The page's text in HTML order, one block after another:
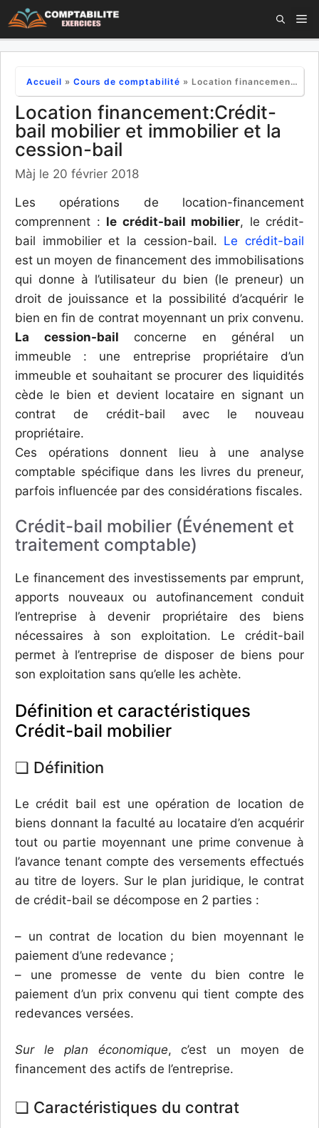
Aller
au
Accueil » Cours de comptabilité » Location financement:Crédit-bail mobilier et immobilier et la cession-bail
Location financement:Crédit-
bail mobilier et immobilier et la
cession-bail
Màj le 20 février 2018
Les opérations de location-financement
comprennent : le crédit-bail mobilier, le crédit-
bail immobilier et la cession-bail. Le crédit-bail
est un moyen de financement des immobilisations
qui donne à l’utilisateur du bien (le preneur) un
droit de jouissance et la possibilité d’acquérir le
bien en fin de contrat moyennant un prix convenu.
La cession-bail concerne en général un
immeuble : une entreprise propriétaire d’un
immeuble et souhaitant se procurer des liquidités
cède le bien et devient locataire en signant un
contrat de crédit-bail avec le nouveau
propriétaire.
Ces opérations donnent lieu à une analyse
comptable spécifique dans les livres du preneur,
parfois influencée par des considérations fiscales.
Crédit-bail mobilier (Événement et
traitement comptable)
Le financement des investissements par emprunt,
apports nouveaux ou autofinancement conduit
l’entreprise à devenir propriétaire des biens
nécessaires à son exploitation. Le crédit-bail
permet à l’entreprise de disposer de biens pour
son exploitation sans qu’elle les achète.
Définition et caractéristiques
Crédit-bail mobilier
❏ Définition
Le crédit bail est une opération de location de
biens donnant la faculté au locataire d’en acquérir
tout ou partie moyennant une prime convenue à
l’avance tenant compte des versements effectués
au titre de loyers. Sur le plan juridique, le contrat
de crédit-bail se décompose en 2 parties :
– un contrat de location du bien moyennant le
paiement d’une redevance ;
– une promesse de vente du bien contre le
paiement d’un prix convenu qui tient compte des
redevances versées.
Sur le plan économique, c’est un moyen de
financement des actifs de l’entreprise.
❏ Caractéristiques du contrat